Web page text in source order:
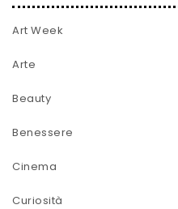
Art Week
Arte
Beauty
Benessere
Cinema
Curiosità